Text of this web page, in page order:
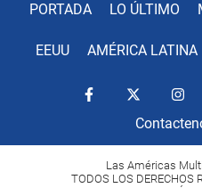
PORTADA LO ÚLTIMO
EEUU AMÉRICA LATINA
Las Américas
TODOS LOS DERECHOS